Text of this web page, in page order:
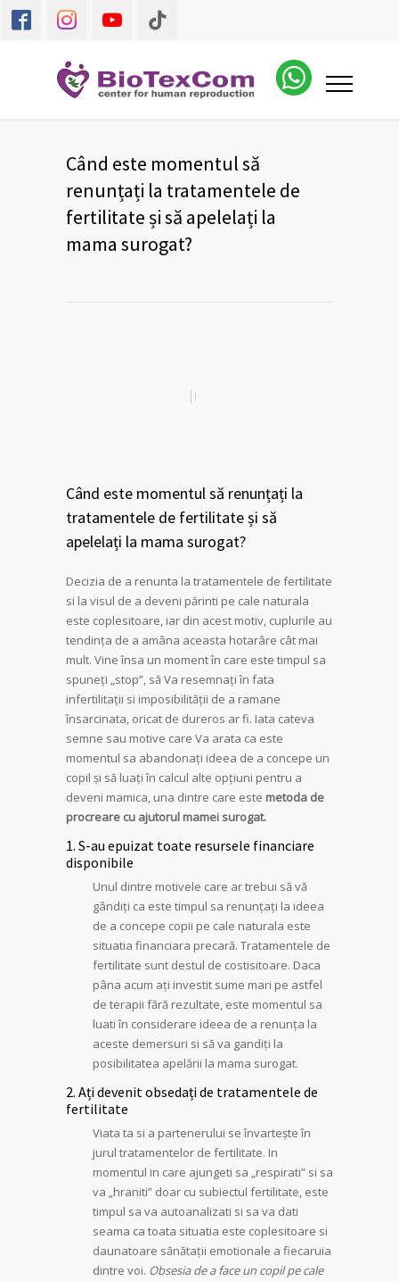
Când este momentul să
renunțați la tratamentele de
fertilitate și să apelelați la
mama surogat?
Când este momentul să renunțați la
tratamentele de fertilitate și să
apelelați la mama surogat?
Decizia de a renunta la tratamentele de fertilitate
si la visul de a deveni părinti pe cale naturala
este coplesitoare, iar din acest motiv, cuplurile au
tendința de a amâna aceasta hotarâre cât mai
mult. Vine însa un moment în care este timpul sa
spuneți „stop”, să Va resemnați în fata
infertilitații si imposibilității de a ramane
însarcinata, oricat de dureros ar fi. Iata cateva
semne sau motive care Va arata ca este
momentul sa abandonați ideea de a concepe un
copil și să luați în calcul alte opțiuni pentru a
deveni mamica, una dintre care este metoda de
procreare cu ajutorul mamei surogat.
1. S-au epuizat toate resursele financiare
disponibile
Unul dintre motivele care ar trebui să vă
gândiți ca este timpul sa renunțați la ideea
de a concepe copii pe cale naturala este
situatia financiara precară. Tratamentele de
fertilitate sunt destul de costisitoare. Daca
pâna acum ați investit sume mari pe astfel
de terapii fără rezultate, este momentul sa
luati în considerare ideea de a renunța la
aceste demersuri si să va gandiți la
posibilitatea apelării la mama surogat.
2. Ați devenit obsedați de tratamentele de
fertilitate
Viata ta si a partenerului se învartește în
jurul tratamentelor de fertilitate. In
momentul in care ajungeti sa „respirati” si sa
va „hraniti” doar cu subiectul fertilitate, este
timpul sa va autoanalizati si sa va dati
seama ca toata situatia este coplesitoare si
daunatoare sănătații emotionale a fiecaruia
dintre voi. Obsesia de a face un copil pe cale